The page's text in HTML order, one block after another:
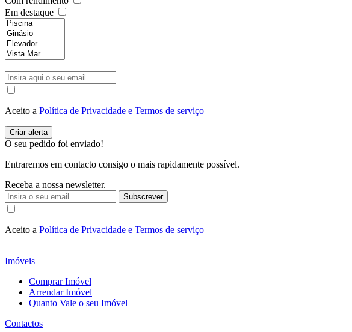
Em destaque
Aceito a Política de Privacidade e Termos de serviço
O seu pedido foi enviado!
Entraremos em contacto consigo o mais rapidamente possível.
Receba a nossa newsletter.
Subscrever
Aceito a Política de Privacidade e Termos de serviço
Imóveis
Comprar Imóvel
Arrendar Imóvel
Quanto Vale o seu Imóvel
Contactos